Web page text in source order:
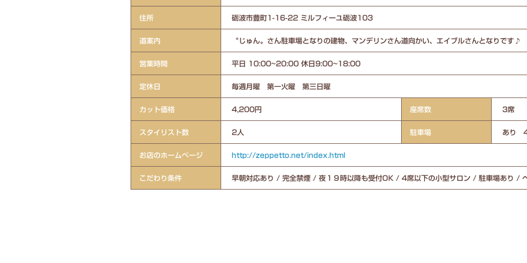
住所 砺波市豊町1-16-22 ミルフィーユ砺波103
道案内 〝じゅん〟さん駐車場となりの建物、マンデリンさん道向かい、エイブルさんとなりです♪
営業時間 平日 10:00~20:00 休日9:00~18:00
定休日 毎週月曜 第一火曜 第三日曜
カット価格 4,200円 座席数 3席
スタイリスト数 2人 駐車場 あり
お店のホームページ http://zeppetto.net/index.html
こだわり条件 早朝対応あり / 完全禁煙 / 夜１９時以降も受付OK / 4席以下の小型サロン / 駐車場あり /